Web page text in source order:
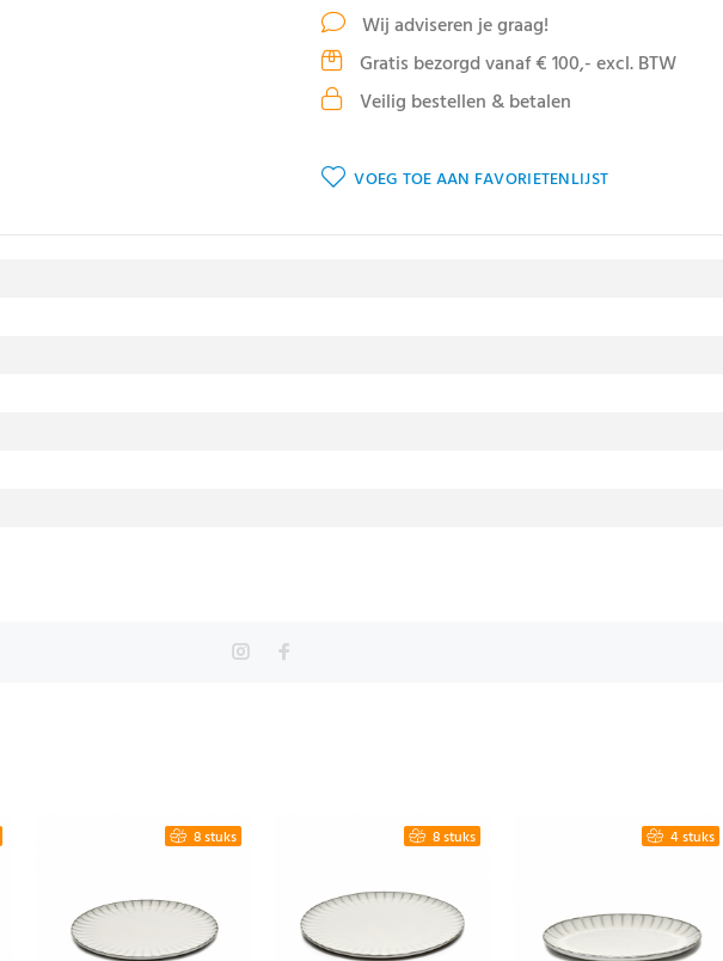
Wij adviseren je graag!
Gratis bezorgd vanaf € 100,- excl. BTW
Veilig bestellen & betalen
VOEG TOE AAN FAVORIETENLIJST
8 stuks 8 stuks 4 stuks